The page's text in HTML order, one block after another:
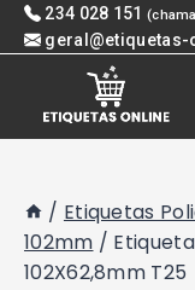
Skip 234 028 151
geral@etiquetas-
/ Etiquetas
102mm /
102X62,8mm T25